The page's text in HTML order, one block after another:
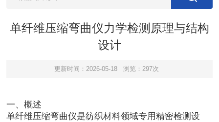
单纤维压缩弯曲仪力学检测原理与结构
设计
更新时间：2026-05-18 浏览：297次
一、概述
单纤维压缩弯曲仪是纺织材料领域专用精密检测设